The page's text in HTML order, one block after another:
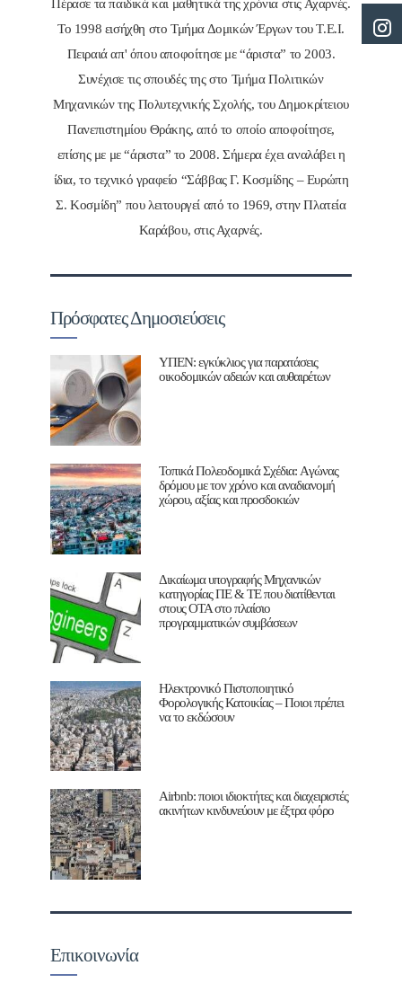
Πέρασε τα παιδικά και μαθητικά της χρόνια στις Αχαρνές.
Το 1998 εισήχθη στο Τμήμα Δομικών Έργων του Τ.Ε.Ι.
Πειραιά απ' όπου αποφοίτησε με “άριστα” το 2003.
Συνέχισε τις σπουδές της στο Τμήμα Πολιτικών
Μηχανικών της Πολυτεχνικής Σχολής, του Δημοκρίτειου
Πανεπιστημίου Θράκης, από το οποίο αποφοίτησε,
επίσης με με “άριστα” το 2008. Σήμερα έχει αναλάβει η
ίδια, το τεχνικό γραφείο “Σάββας Γ. Κοσμίδης – Ευρώπη
Σ. Κοσμίδη” που λειτουργεί από το 1969, στην Πλατεία
Καράβου, στις Αχαρνές.
Πρόσφατες Δημοσιεύσεις
ΥΠΕΝ: εγκύκλιος για παρατάσεις
οικοδομικών αδειών και αυθαιρέτων
Τοπικά Πολεοδομικά Σχέδια: Aγώνας
δρόμου με τον χρόνο και αναδιανομή
χώρου, αξίας και προσδοκιών
Δικαίωμα υπογραφής Μηχανικών
κατηγορίας ΠΕ & ΤΕ που διατίθενται
στους ΟΤΑ στο πλαίσιο
προγραμματικών συμβάσεων
Ηλεκτρονικό Πιστοποιητικό
Φορολογικής Κατοικίας – Ποιοι πρέπει
να το εκδώσουν
Airbnb: ποιοι ιδιοκτήτες και διαχειριστές
ακινήτων κινδυνεύουν με έξτρα φόρο
Επικοινωνία